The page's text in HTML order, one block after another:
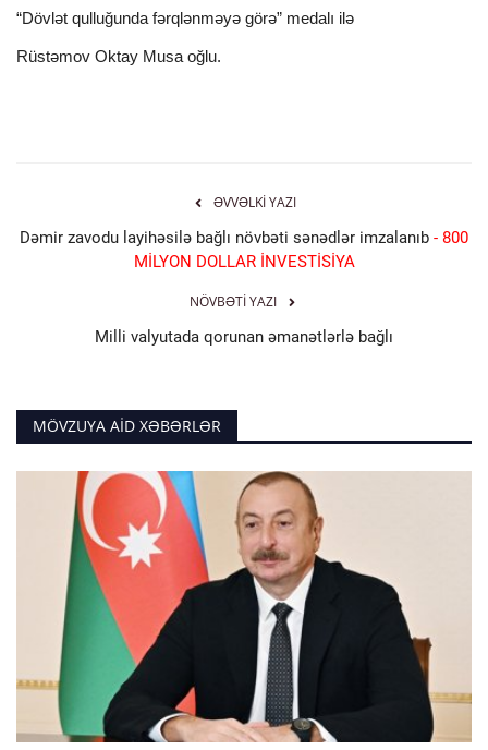
“Dövlət qulluğunda fərqlənməyə görə” medalı ilə
Rüstəmov Oktay Musa oğlu.
ƏVVƏLKI YAZI
Dəmir zavodu layihəsilə bağlı növbəti sənədlər imzalanıb - 800
MİLYON DOLLAR İNVESTİSİYA
NÖVBƏTI YAZI
Milli valyutada qorunan əmanətlərlə bağlı
MÖVZUYA AID XƏBƏRLƏR